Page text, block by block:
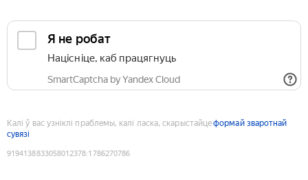
Я не робат
Націсніце, каб працягнуць
SmartCaptcha by Yandex Cloud
Калі ў вас узніклі праблемы, калі ласка, скарыстайцеформай зваротнай
сувязі
9194138833058012378:1786270786